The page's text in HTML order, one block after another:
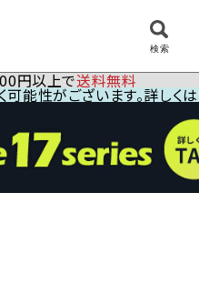
検索
円以上で送料無料
能性がございます。詳しくは